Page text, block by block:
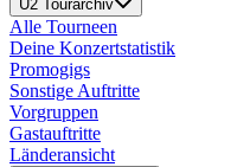
U2 Tourarchiv
Alle Tourneen
Deine Konzertstatistik
Promogigs
Sonstige Auftritte
Vorgruppen
Gastauftritte
Länderansicht